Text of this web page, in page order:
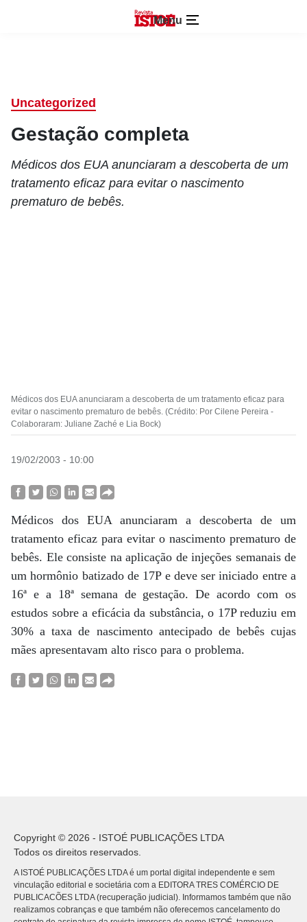
Menu
Uncategorized
Gestação completa
Médicos dos EUA anunciaram a descoberta de um
tratamento eficaz para evitar o nascimento
prematuro de bebês.
Médicos dos EUA anunciaram a descoberta de um tratamento eficaz para
evitar o nascimento prematuro de bebês. (Crédito: Por Cilene Pereira -
Colaboraram: Juliane Zaché e Lia Bock)
19/02/2003 - 10:00
Médicos dos EUA anunciaram a descoberta de um
tratamento eficaz para evitar o nascimento prematuro de
bebês. Ele consiste na aplicação de injeções semanais de
um hormônio batizado de 17P e deve ser iniciado entre a
16ª e a 18ª semana de gestação. De acordo com os
estudos sobre a eficácia da substância, o 17P reduziu em
30% a taxa de nascimento antecipado de bebês cujas
mães apresentavam alto risco para o problema.
Copyright © 2026 - ISTOÉ PUBLICAÇÕES LTDA
Todos os direitos reservados.
A ISTOÉ PUBLICAÇÕES LTDA é um portal digital independente e sem
vinculação editorial e societária com a EDITORA TRES COMÉRCIO DE
PUBLICACÕES LTDA (recuperação judicial). Informamos também que não
realizamos cobranças e que também não oferecemos cancelamento do